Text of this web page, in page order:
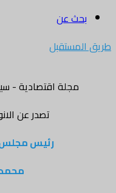
بحث عن
طريق المستقبل
مجلة اقتصادية -
تصدر عن
رئيس مجلس